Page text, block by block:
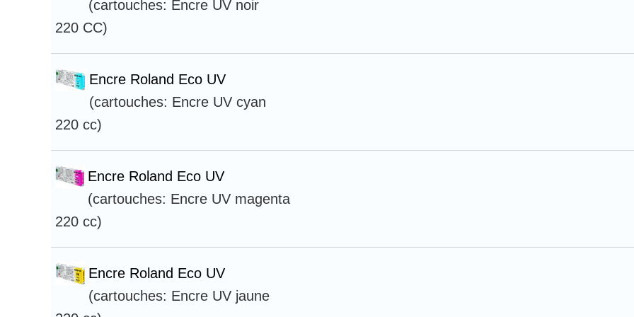
(cartouches: Encre UV noir
220 CC)
Encre Roland Eco UV
(cartouches: Encre UV cyan
220 cc)
Encre Roland Eco UV
(cartouches: Encre UV magenta
220 cc)
Encre Roland Eco UV
(cartouches: Encre UV jaune